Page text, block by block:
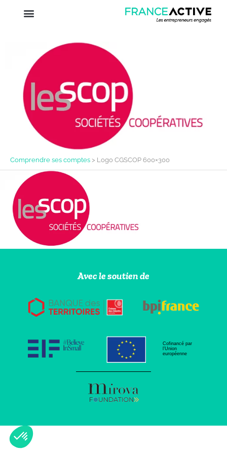
Comprendre ses comptes > Logo CGSCOP 600×300
Avec le soutien de
Cofinancé par
l’Union
européenne